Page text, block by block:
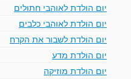
יום הולדת לאוהבי חתולים
יום הולדת לאוהבי כלבים
יום הולדת לשבור את הקרח
יום הולדת מדע
יום הולדת מוזיקה